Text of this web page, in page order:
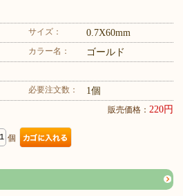
サイズ： 0.7X60mm
カラー名： ゴールド
必要注文数： 1個
販売価格： 220円
個